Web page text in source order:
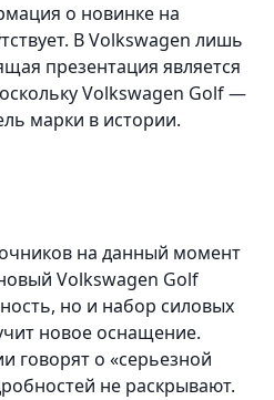
о новинке на
В Volkswagen лишь
презентация является
Volkswagen Golf —
марки в истории.
на данный момент
Volkswagen Golf
но и набор силовых
новое оснащение.
говорят о «серьезной
не раскрывают.